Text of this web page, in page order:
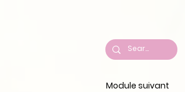
Module suivant